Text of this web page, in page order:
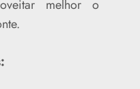
melhor o